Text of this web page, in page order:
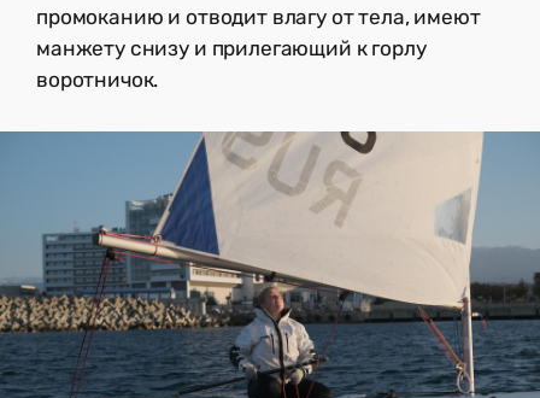
промоканию и отводит влагу от тела, имеют
манжету снизу и прилегающий к горлу
воротничок.